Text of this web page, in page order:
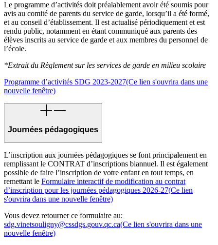
Le programme d’activités doit préalablement avoir été soumis pour
avis au comité de parents du service de garde, lorsqu’il a été formé,
et au conseil d’établissement. Il est actualisé périodiquement et est
rendu public, notamment en étant communiqué aux parents des
élèves inscrits au service de garde et aux membres du personnel de
l’école.
*Extrait du Règlement sur les services de garde en milieu scolaire
Programme d’activités SDG 2023-2027(Ce lien s'ouvrira dans une
nouvelle fenêtre)
Journées pédagogiques
L’inscription aux journées pédagogiques se font principalement en
remplissant le CONTRAT d’inscriptions biannuel. Il est également
possible de faire l’inscription de votre enfant en tout temps, en
remettant le Formulaire interactif de modification au contrat
d’inscription pour les journées pédagogiques 2026-27(Ce lien
s'ouvrira dans une nouvelle fenêtre)
Vous devez retourner ce formulaire au:
sdg.vinetsouligny@cssdgs.gouv.qc.ca(Ce lien s'ouvrira dans une
nouvelle fenêtre)